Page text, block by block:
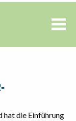
hat die Einführung